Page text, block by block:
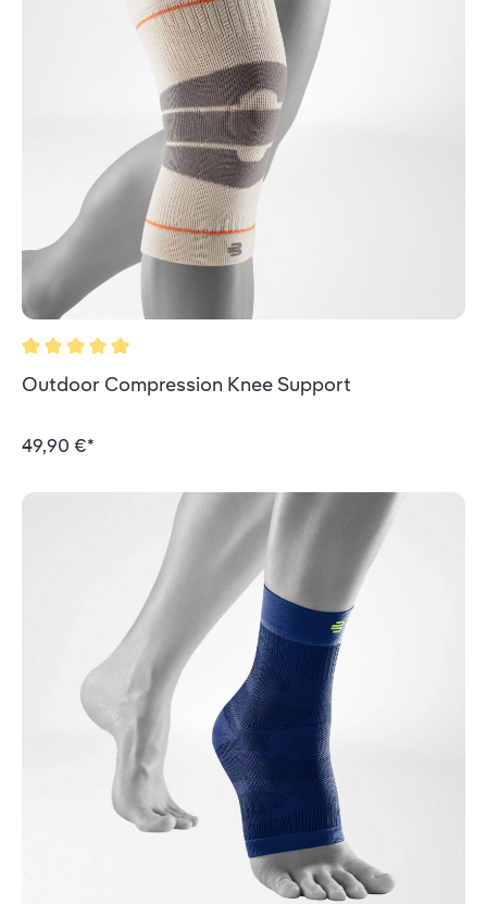
Durchschnittliche Bewertung von 5 von 5 Sternen
Outdoor Compression Knee Support
49,90 €*